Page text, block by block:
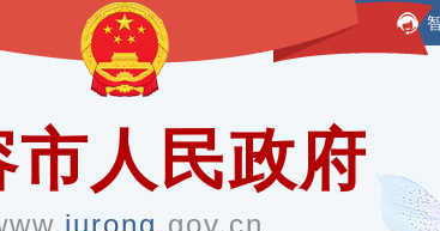
市人民政府
jurong.gov.cn